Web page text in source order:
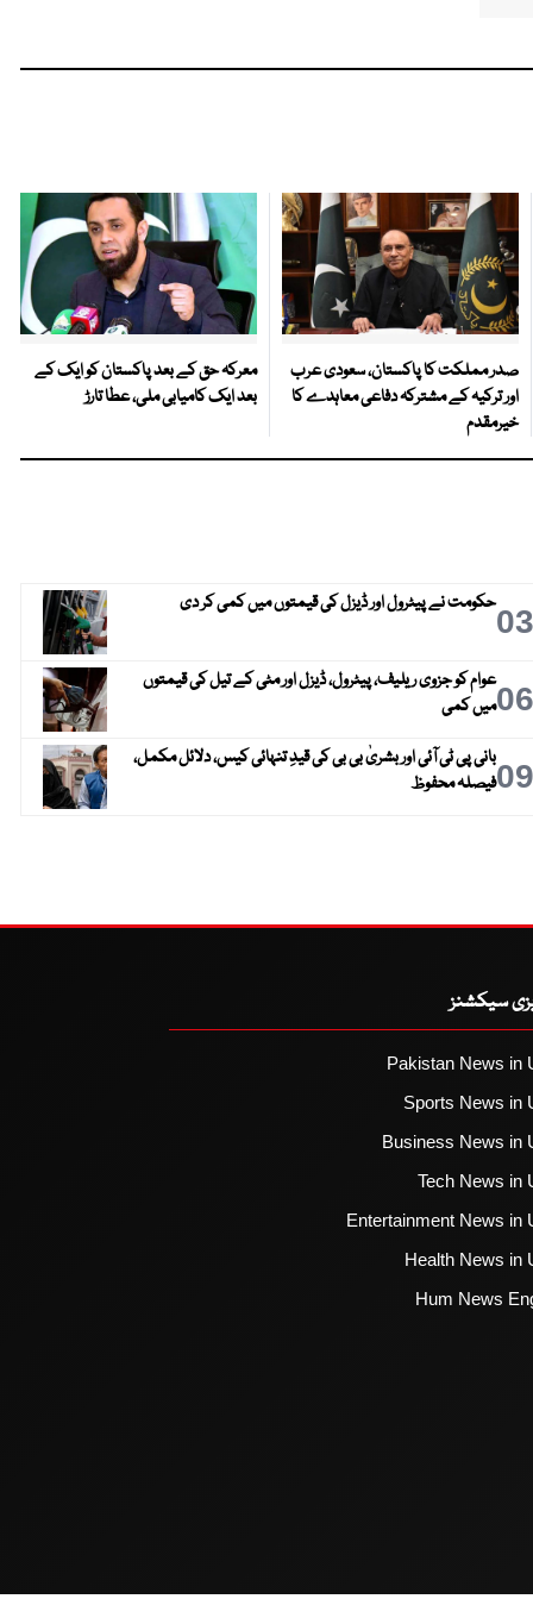
صدر مملکت کا پاکستان، سعودی عرب
اور ترکیہ کے مشترکہ دفاعی معاہدے کا
خیرمقدم
معرکہ حق کے بعد پاکستان کو ایک کے
بعد ایک کامیابی ملی، عطا تارڑ
03حکومت نے پیٹرول اور ڈیزل کی قیمتوں میں کمی کر دی
06عوام کو جزوی ریلیف، پیٹرول، ڈیزل اور مٹی کے تیل کی قیمتوں
میں کمی
09بانی پی ٹی آئی اور بشریٰ بی بی کی قیدِ تنہائی کیس، دلائل مکمل،
فیصلہ محفوظ
سیکشنز
Pakistan News in
Sports News in
Business News in
Tech News in
Entertainment News in
Health News in
Hum News